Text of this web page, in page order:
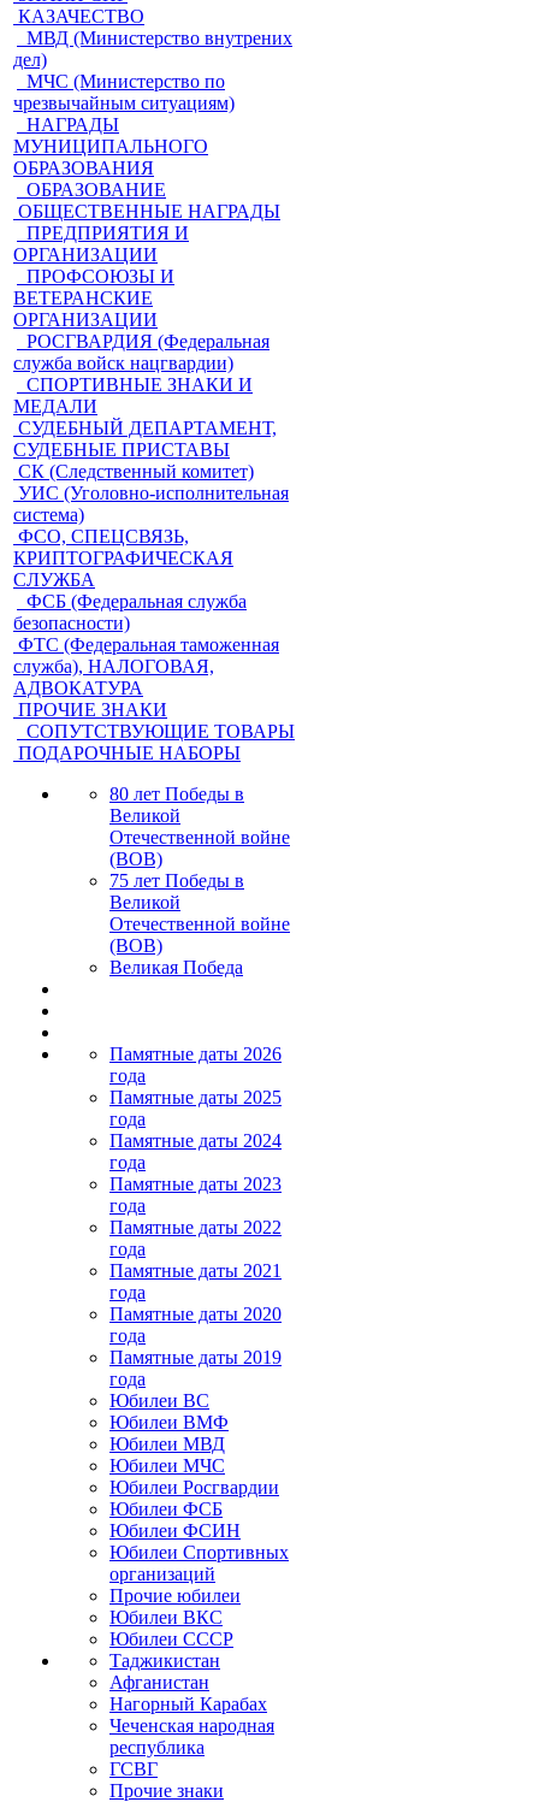
КАЗАЧЕСТВО
МВД (Министерство внутрених
дел)
МЧС (Министерство по
чрезвычайным ситуациям)
НАГРАДЫ
МУНИЦИПАЛЬНОГО
ОБРАЗОВАНИЯ
ОБРАЗОВАНИЕ
ОБЩЕСТВЕННЫЕ НАГРАДЫ
ПРЕДПРИЯТИЯ И
ОРГАНИЗАЦИИ
ПРОФСОЮЗЫ И
ВЕТЕРАНСКИЕ
ОРГАНИЗАЦИИ
РОСГВАРДИЯ (Федеральная
служба войск нацгвардии)
СПОРТИВНЫЕ ЗНАКИ И
МЕДАЛИ
СУДЕБНЫЙ ДЕПАРТАМЕНТ,
СУДЕБНЫЕ ПРИСТАВЫ
СК (Следственный комитет)
УИС (Уголовно-исполнительная
система)
ФСО, СПЕЦСВЯЗЬ,
КРИПТОГРАФИЧЕСКАЯ
СЛУЖБА
ФСБ (Федеральная служба
безопасности)
ФТС (Федеральная таможенная
служба), НАЛОГОВАЯ,
АДВОКАТУРА
ПРОЧИЕ ЗНАКИ
СОПУТСТВУЮЩИЕ ТОВАРЫ
ПОДАРОЧНЫЕ НАБОРЫ
80 лет Победы в
Великой
Отечественной войне
(ВОВ)
75 лет Победы в
Великой
Отечественной войне
(ВОВ)
Великая Победа
Памятные даты 2026
года
Памятные даты 2025
года
Памятные даты 2024
года
Памятные даты 2023
года
Памятные даты 2022
года
Памятные даты 2021
года
Памятные даты 2020
года
Памятные даты 2019
года
Юбилеи ВС
Юбилеи ВМФ
Юбилеи МВД
Юбилеи МЧС
Юбилеи Росгвардии
Юбилеи ФСБ
Юбилеи ФСИН
Юбилеи Спортивных
организаций
Прочие юбилеи
Юбилеи ВКС
Юбилеи СССР
Таджикистан
Афганистан
Нагорный Карабах
Чеченская народная
республика
ГСВГ
Прочие знаки